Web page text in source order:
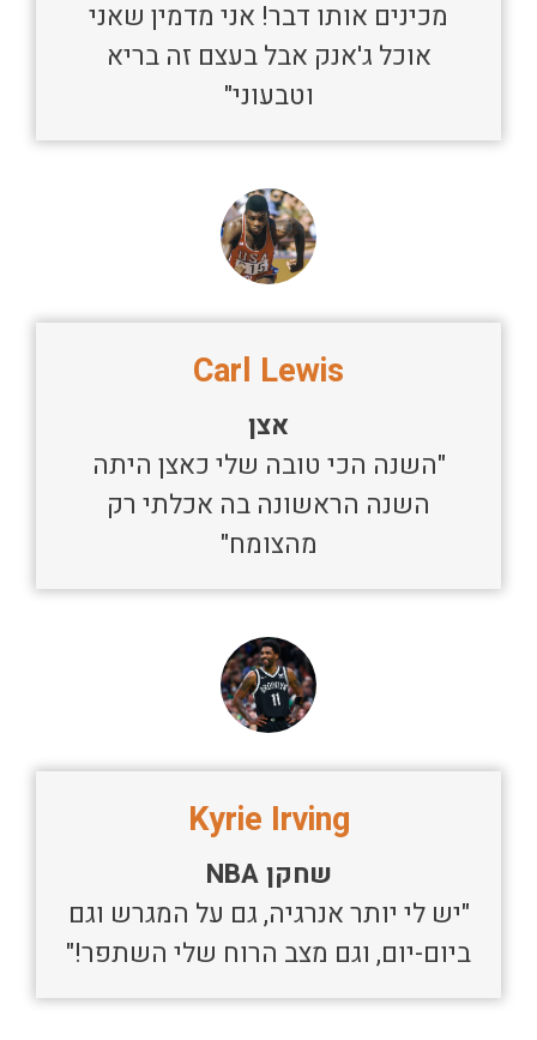
מכינים אותו דבר! אני מדמין שאני
אוכל ג'אנק אבל בעצם זה בריא
וטבעוני"
אצן
"השנה הכי טובה שלי כאצן היתה
השנה הראשונה בה אכלתי רק
מהצומח"
Carl Lewis
שחקן NBA
"יש לי יותר אנרגיה, גם על המגרש וגם
ביום-יום, וגם מצב הרוח שלי השתפר!"
Kyrie Irving